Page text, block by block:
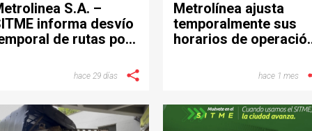
S.A. –
informa desvío
de rutas por
hace 29 días
Metrolínea ajusta
temporalmente sus
horarios de
Área Metropolitana
Bucaramanga.
hace 1 mes